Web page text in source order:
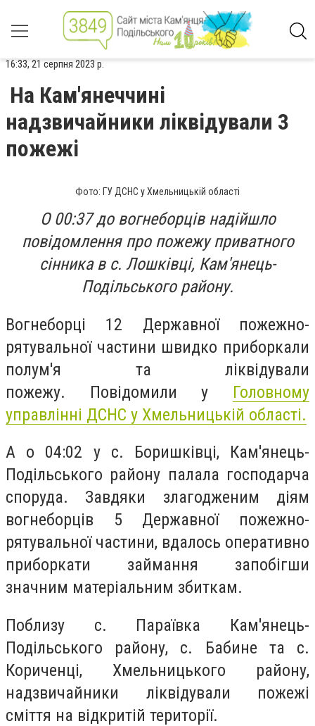
16:33, 21 серпня 2023 р.
На Кам'янеччині
надзвичайники ліквідували 3
пожежі
Фото: ГУ ДСНС у Хмельницькій області
О 00:37 до вогнеборців надійшло
повідомлення про пожежу приватного
сінника в с. Лошківці, Кам'янець-
Подільського району.
Вогнеборці 12 Державної пожежно-
рятувальної частини швидко приборкали
полум'я та ліквідували
пожежу. Повідомили у Головному
управлінні ДСНС у Хмельницькій області.
А о 04:02 у с. Боришківці, Кам'янець-
Подільського району палала господарча
споруда. Завдяки злагодженим діям
вогнеборців 5 Державної пожежно-
рятувальної частини, вдалось оперативно
приборкати займання запобігши
значним матеріальним збиткам.
Поблизу с. Параївка Кам'янець-
Подільського району, с. Бабине та с.
Кориченці, Хмельницького району,
надзвичайники ліквідували пожежі
сміття на відкритій території.